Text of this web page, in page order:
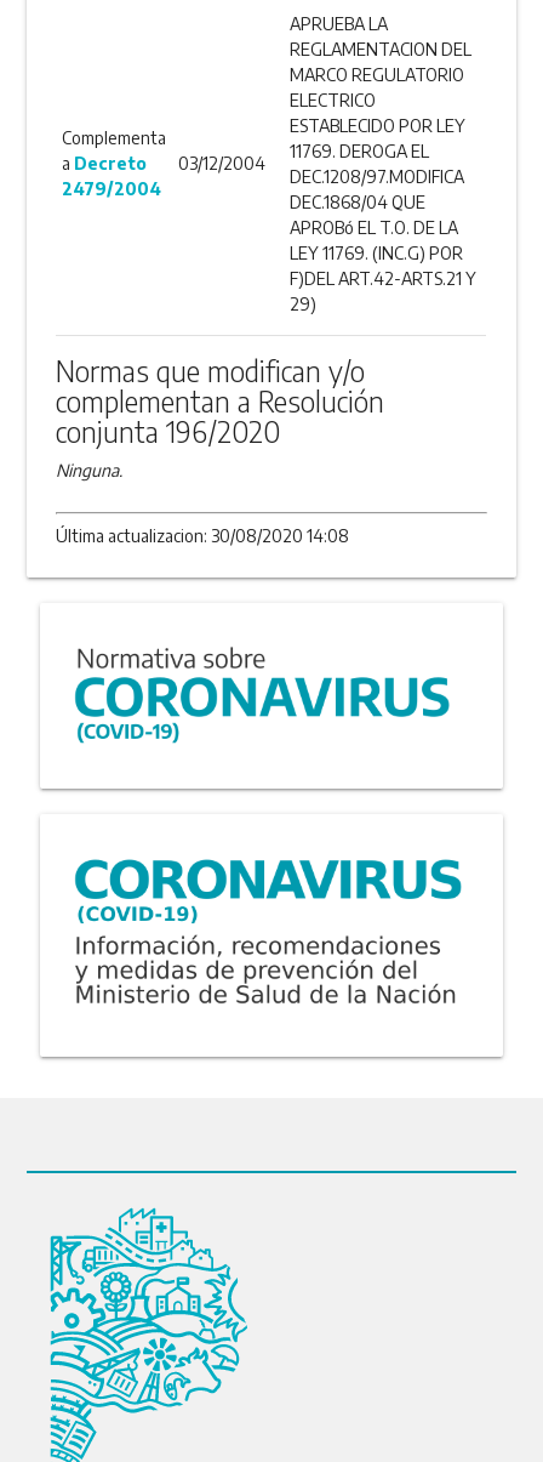
Complementa
a Decreto
2479/2004
03/12/2004
APRUEBA LA
REGLAMENTACION DEL
MARCO REGULATORIO
ELECTRICO
ESTABLECIDO POR LEY
11769. DEROGA EL
DEC.1208/97.MODIFICA
DEC.1868/04 QUE
APROBó EL T.O. DE LA
LEY 11769. (INC.G) POR
F)DEL ART.42-ARTS.21 Y
29)
Normas que modifican y/o
complementan a Resolución
conjunta 196/2020
Ninguna.
Última actualizacion: 30/08/2020 14:08